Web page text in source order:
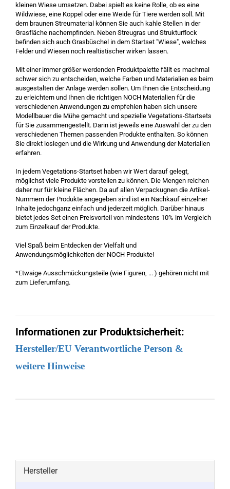
kleinen Wiese umsetzen. Dabei spielt es keine Rolle, ob es eine
Wildwiese, eine Koppel oder eine Weide für Tiere werden soll. Mit
dem braunen Streumaterial können Sie auch kahle Stellen in der
Grasfläche nachempfinden. Neben Streugras und Strukturflock
befinden sich auch Grasbüschel in dem Startset "Wiese", welches
Felder und Wiesen noch realtistischer wirken lassen.
Mit einer immer größer werdenden Produktpalette fällt es machmal
schwer sich zu entscheiden, welche Farben und Materialien es beim
ausgestalten der Anlage werden sollen. Um Ihnen die Entscheidung
zu erleichtern und Ihnen die richtigen NOCH Materialien für die
verschiedenen Anwendungen zu empfehlen haben sich unsere
Modellbauer die Mühe gemacht und spezielle Vegetations-Startsets
für Sie zusammengestellt. Darin ist jeweils eine Auswahl der zu den
verschiedenen Themen passenden Produkte enthalten. So können
Sie direkt loslegen und die Wirkung und Anwendung der Materialien
erfahren.
In jedem Vegetations-Startset haben wir Wert darauf gelegt,
möglichst viele Produkte vorstellen zu können. Die Mengen reichen
daher nur für kleine Flächen. Da auf allen Verpackugnen die Artikel-
Nummern der Produkte angegeben sind ist ein Nachkauf einzelner
Inhalte jedochganz einfach und jederzeit möglich. Darüber hinaus
bietet jedes Set einen Preisvorteil von mindestens 10% im Vergleich
zum Einzelkauf der Produkte.
Viel Spaß beim Entdecken der Vielfalt und
Anwendungsmöglichkeiten der NOCH Produkte!
*Etwaige Ausschmückungsteile (wie Figuren, ... ) gehören nicht mit
zum Lieferumfang.
Informationen zur Produktsicherheit:
Hersteller/EU Verantwortliche Person &
weitere Hinweise
Hersteller